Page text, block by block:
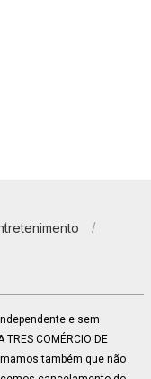
e sem
COMÉRCIO DE
também que não